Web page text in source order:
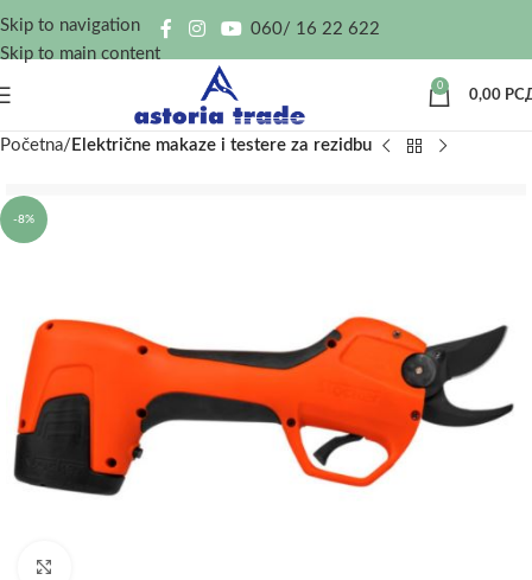
Skip to navigation
Skip to main content
060/ 16 22 622
0
0,00
Početna Električne makaze i testere za rezidbu
-8%